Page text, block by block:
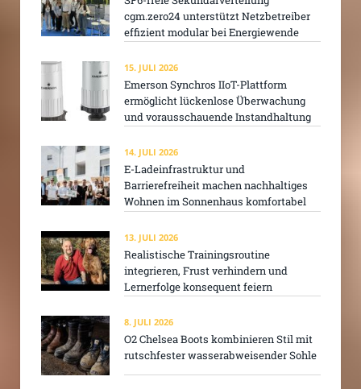
cgm.zero24 unterstützt Netzbetreiber
effizient modular bei Energiewende
15. JULI 2026
Emerson Synchros IIoT-Plattform
ermöglicht lückenlose Überwachung
und vorausschauende Instandhaltung
14. JULI 2026
E-Ladeinfrastruktur und
Barrierefreiheit machen nachhaltiges
Wohnen im Sonnenhaus komfortabel
13. JULI 2026
Realistische Trainingsroutine
integrieren, Frust verhindern und
Lernerfolge konsequent feiern
8. JULI 2026
O2 Chelsea Boots kombinieren Stil mit
rutschfester wasserabweisender Sohle